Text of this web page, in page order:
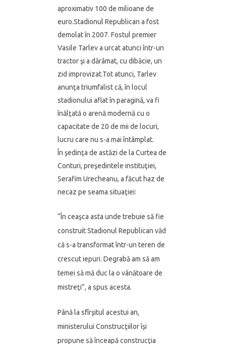
aproximativ 100 de milioane de
euro.Stadionul Republican a fost
demolat în 2007. Fostul premier
Vasile Tarlev a urcat atunci într-un
tractor şi a dărâmat, cu dibăcie, un
zid improvizat.Tot atunci, Tarlev
anunţa triumfalist că, în locul
stadionului aflat în paragină, va fi
înălţată o arenă modernă cu o
capacitate de 20 de mii de locuri,
lucru care nu s-a mai întâmplat.
În şedinţa de astăzi de la Curtea de
Conturi, preşedintele instituţiei,
Serafim Urecheanu, a făcut haz de
necaz pe seama situaţiei:
“În ceaşca asta unde trebuie să fie
construit Stadionul Republican văd
că s-a transformat într-un teren de
crescut iepuri. Degrabă am să am
temei să mă duc la o vânătoare de
mistreţi”, a spus acesta.
Până la sfîrşitul acestui an,
ministerului Construcţiilor îşi
propune să înceapă construcţia